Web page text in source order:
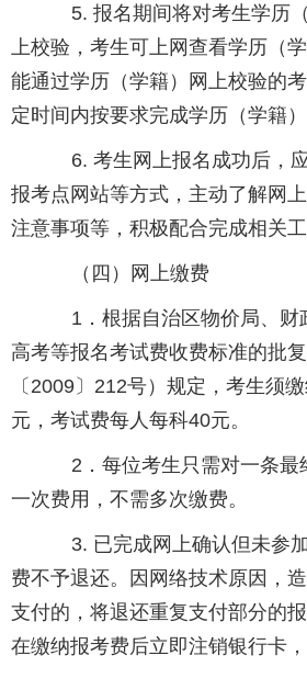
5. 报名期间将对考生学历（
上校验，考生可上网查看学历（
能通过学历（学籍）网上校验的
定时间内按要求完成学历（学籍）
6. 考生网上报名成功后，应
报考点网站等方式，主动了解网
注意事项等，积极配合完成相关工
（四）网上缴费
1．根据自治区物价局、财政
高考等报名考试费收费标准的批
〔2009〕212号）规定，考生须
元，考试费每人每科40元。
2．每位考生只需对一条最终
一次费用，不需多次缴费。
3. 已完成网上确认但未参加
费不予退还。因网络技术原因，
支付的，将退还重复支付部分的
在缴纳报考费后立即注销银行卡，